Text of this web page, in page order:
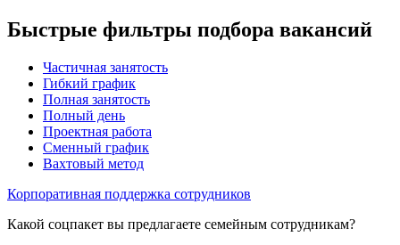
Быстрые фильтры подбора вакансий
Частичная занятость
Гибкий график
Полная занятость
Полный день
Проектная работа
Сменный график
Вахтовый метод
Корпоративная поддержка сотрудников
Какой соцпакет вы предлагаете семейным сотрудникам?